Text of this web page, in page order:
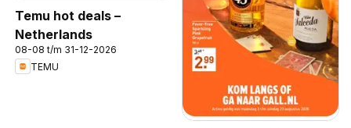
Temu hot deals –
Netherlands
08-08 t/m 31-12-2026
TEMU